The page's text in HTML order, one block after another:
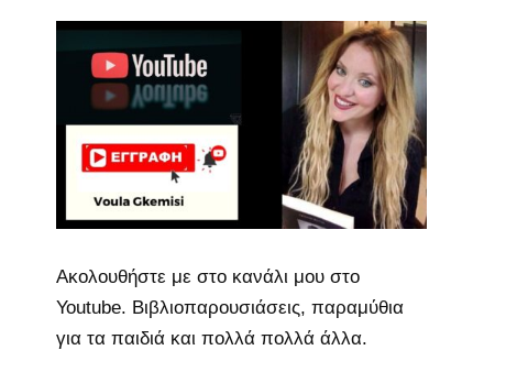
Ακολουθήστε με στο κανάλι μου στο
Youtube. Βιβλιοπαρουσιάσεις, παραμύθια
για τα παιδιά και πολλά πολλά άλλα.